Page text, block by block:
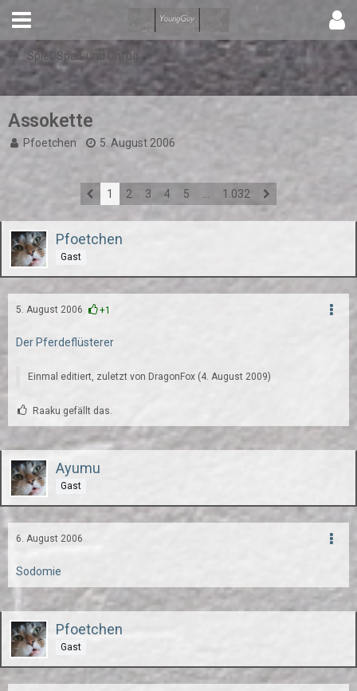
Spiel, Spaß und Unfug
Assokette
Pfoetchen 5. August 2006
1 2 3 4 5 1.032
Pfoetchen
Gast
5. August 2006 +1
Der Pferdeflüsterer
Einmal editiert, zuletzt von DragonFox (4. August 2009)
Raaku gefällt das.
Ayumu
Gast
6. August 2006
Sodomie
Pfoetchen
Gast